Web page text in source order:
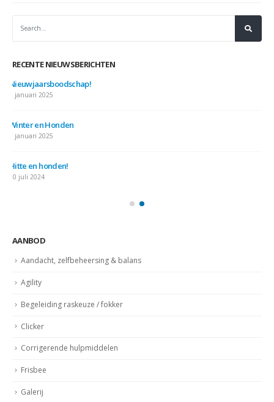
RECENTE NIEUWSBERICHTEN
Nieuwjaarsboodschap!
7 januari 2025
Winter en Honden
7 januari 2025
Hitte en honden!
10 juli 2024
AANBOD
Aandacht, zelfbeheersing & balans
Agility
Begeleiding raskeuze / fokker
Clicker
Corrigerende hulpmiddelen
Frisbee
Galerij